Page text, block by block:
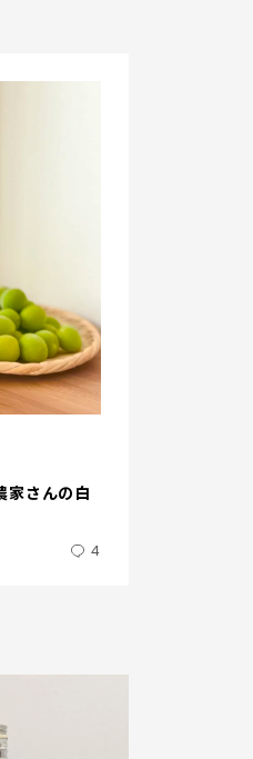
家さんの白
4